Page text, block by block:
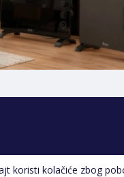
koristi kolačiće zbog